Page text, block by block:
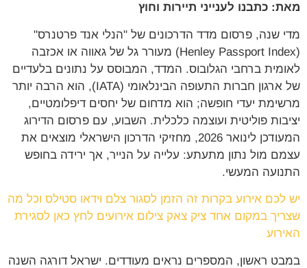
מאת: כתבנו לענייני תיירות וחוץ
מדי שנה, פרסום מדד הדרכונים של "הנלי אנד פרטנרס"
(Henley Passport Index) מעורר גל של גאווה או אכזבה
לאומית ברחבי הגלובוס. המדד, המבוסס על נתונים בלעדיים
של ארגון חברות התעופה הבינלאומי (IATA), הוא הרבה יותר
מרשימת יעדי חופשה; הוא מדחום של יחסים דיפלומטיים,
יציבות פוליטית ועוצמה כלכלית. השבוע, עם פרסום הדירוג
המעודכן לינואר 2026, מחזיקי הדרכון הישראלי מוצאים את
עצמם מול נתון מתעתע: עלייה על הנייר, אך ירידה בחופש
התנועה המעשי.
יש לכם אירוע בקרות זה הזמן לסגור צלם וידאו סטילס וכל מה
שצריך במקום אחד ציק צאק צילום אירועים לחץ כאן לסגירת
האירוע
במבט ראשון, המספרים נראים מעודדים. ישראל דורגה השנה